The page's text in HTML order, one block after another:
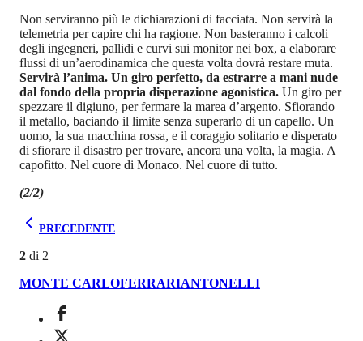
Non serviranno più le dichiarazioni di facciata. Non servirà la
telemetria per capire chi ha ragione. Non basteranno i calcoli
degli ingegneri, pallidi e curvi sui monitor nei box, a elaborare
flussi di un’aerodinamica che questa volta dovrà restare muta.
Servirà l’anima. Un giro perfetto, da estrarre a mani nude
dal fondo della propria disperazione agonistica. Un giro per
spezzare il digiuno, per fermare la marea d’argento. Sfiorando
il metallo, baciando il limite senza superarlo di un capello. Un
uomo, la sua macchina rossa, e il coraggio solitario e disperato
di sfiorare il disastro per trovare, ancora una volta, la magia. A
capofitto. Nel cuore di Monaco. Nel cuore di tutto.
(2/2)
PRECEDENTE
2 di 2
MONTE CARLOFERRARIANTONELLI